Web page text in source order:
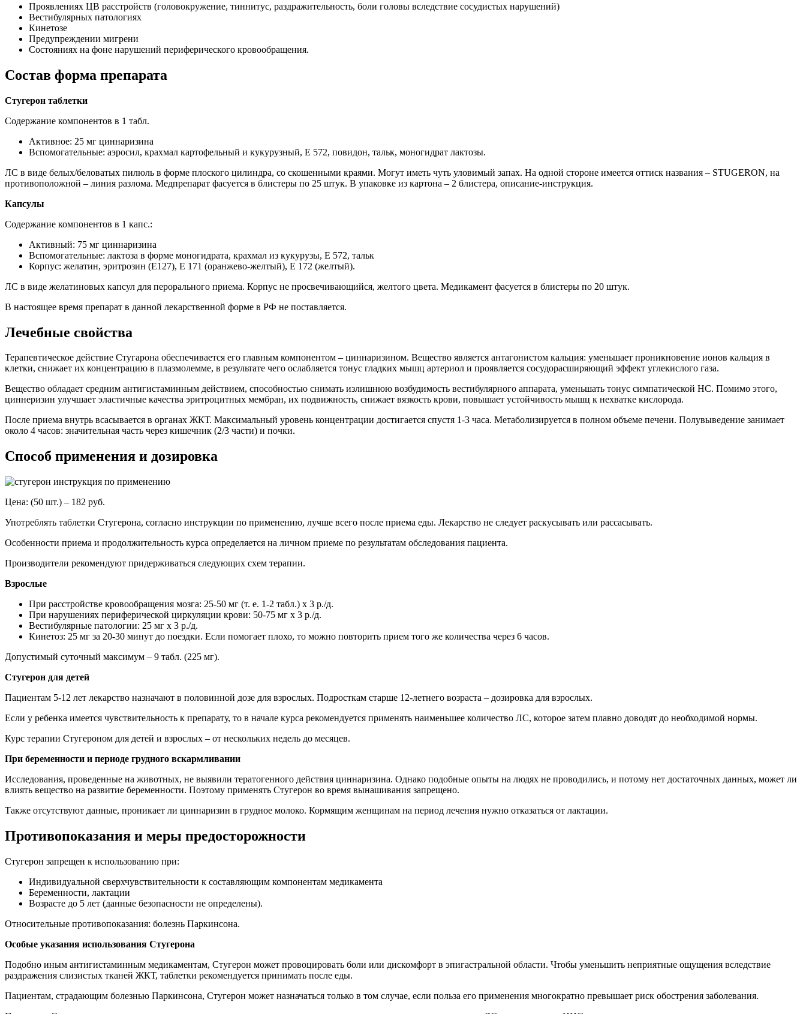
Проявлениях ЦВ расстройств (головокружение, тиннитус, раздражительность, боли головы вследствие сосудистых нарушений)
Вестибулярных патологиях
Кинетозе
Предупреждении мигрени
Состояниях на фоне нарушений периферического кровообращения.
Состав форма препарата
Стугерон таблетки
Содержание компонентов в 1 табл.
Активное: 25 мг циннаризина
Вспомогательные: аэросил, крахмал картофельный и кукурузный, Е 572, повидон, тальк, моногидрат лактозы.
ЛС в виде белых/беловатых пилюль в форме плоского цилиндра, со скошенными краями. Могут иметь чуть уловимый запах. На одной стороне имеется оттиск названия – STUGERON, на
противоположной – линия разлома. Медпрепарат фасуется в блистеры по 25 штук. В упаковке из картона – 2 блистера, описание-инструкция.
Капсулы
Содержание компонентов в 1 капс.:
Активный: 75 мг циннаризина
Вспомогательные: лактоза в форме моногидрата, крахмал из кукурузы, Е 572, тальк
Корпус: желатин, эритрозин (E127), Е 171 (оранжево-желтый), Е 172 (желтый).
ЛС в виде желатиновых капсул для перорального приема. Корпус не просвечивающийся, желтого цвета. Медикамент фасуется в блистеры по 20 штук.
В настоящее время препарат в данной лекарственной форме в РФ не поставляется.
Лечебные свойства
Терапевтическое действие Стугарона обеспечивается его главным компонентом – циннаризином. Вещество является антагонистом кальция: уменьшает проникновение ионов кальция в
клетки, снижает их концентрацию в плазмолемме, в результате чего ослабляется тонус гладких мышц артериол и проявляется сосудорасширяющий эффект углекислого газа.
Вещество обладает средним антигистаминным действием, способностью снимать излишнюю возбудимость вестибулярного аппарата, уменьшать тонус симпатической НС. Помимо этого,
циннеризин улучшает эластичные качества эритроцитных мембран, их подвижность, снижает вязкость крови, повышает устойчивость мышц к нехватке кислорода.
После приема внутрь всасывается в органах ЖКТ. Максимальный уровень концентрации достигается спустя 1-3 часа. Метаболизируется в полном объеме печени. Полувыведение занимает
около 4 часов: значительная часть через кишечник (2/3 части) и почки.
Способ применения и дозировка
Цена: (50 шт.) – 182 руб.
Употреблять таблетки Стугерона, согласно инструкции по применению, лучше всего после приема еды. Лекарство не следует раскусывать или рассасывать.
Особенности приема и продолжительность курса определяется на личном приеме по результатам обследования пациента.
Производители рекомендуют придерживаться следующих схем терапии.
Взрослые
При расстройстве кровообращения мозга: 25-50 мг (т. е. 1-2 табл.) х 3 р./д.
При нарушениях периферической циркуляции крови: 50-75 мг х 3 р./д.
Вестибулярные патологии: 25 мг х 3 р./д.
Кинетоз: 25 мг за 20-30 минут до поездки. Если помогает плохо, то можно повторить прием того же количества через 6 часов.
Допустимый суточный максимум – 9 табл. (225 мг).
Стугерон для детей
Пациентам 5-12 лет лекарство назначают в половинной дозе для взрослых. Подросткам старше 12-летнего возраста – дозировка для взрослых.
Если у ребенка имеется чувствительность к препарату, то в начале курса рекомендуется применять наименьшее количество ЛС, которое затем плавно доводят до необходимой нормы.
Курс терапии Стугероном для детей и взрослых – от нескольких недель до месяцев.
При беременности и периоде грудного вскармливании
Исследования, проведенные на животных, не выявили тератогенного действия циннаризина. Однако подобные опыты на людях не проводились, и потому нет достаточных данных, может ли
влиять вещество на развитие беременности. Поэтому применять Стугерон во время вынашивания запрещено.
Также отсутствуют данные, проникает ли циннаризин в грудное молоко. Кормящим женщинам на период лечения нужно отказаться от лактации.
Противопоказания и меры предосторожности
Стугерон запрещен к использованию при:
Индивидуальной сверхчувствительности к составляющим компонентам медикамента
Беременности, лактации
Возрасте до 5 лет (данные безопасности не определены).
Относительные противопоказания: болезнь Паркинсона.
Особые указания использования Стугерона
Подобно иным антигистаминным медикаментам, Стугерон может провоцировать боли или дискомфорт в эпигастральной области. Чтобы уменьшить неприятные ощущения вследствие
раздражения слизистых тканей ЖКТ, таблетки рекомендуется принимать после еды.
Пациентам, страдающим болезнью Паркинсона, Стугерон может назначаться только в том случае, если польза его применения многократно превышает риск обострения заболевания.